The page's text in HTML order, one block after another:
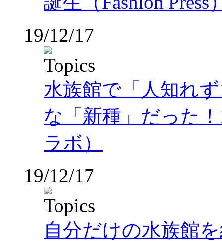
19/12/17
水族館で「人知れ
な「新種」だった
ラボ）
19/12/17
自分だけの水族館